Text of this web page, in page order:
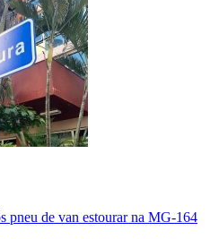
pneu de van estourar na MG-164